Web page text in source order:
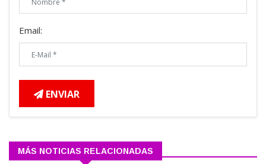
Email:
ENVIAR
MÁS NOTICIAS RELACIONADAS